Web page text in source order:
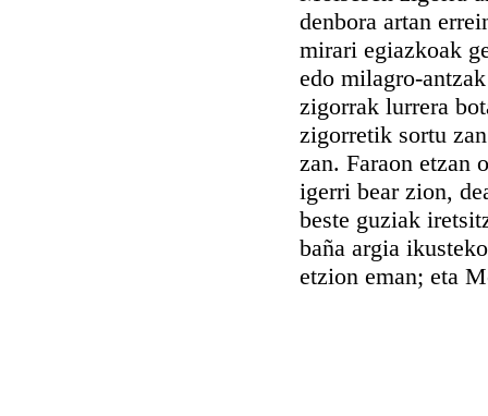
denbora artan
mirari egiazkoak
edo milagro-
zigorrak lurrera
zigorretik sortu
zan. Faraon etzan
igerri bear zion,
beste guziak
baña argia
etzion eman; eta